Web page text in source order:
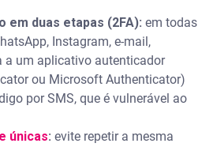
em duas etapas (2FA): em todas
Instagram, e-mail,
a um aplicativo autenticador
ou Microsoft Authenticator)
por SMS, que é vulnerável ao
únicas: evite repetir a mesma